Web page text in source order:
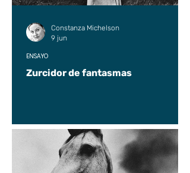
Zurcidor de fantasmas
ENSAYO
Constanza Michelson
9 jun